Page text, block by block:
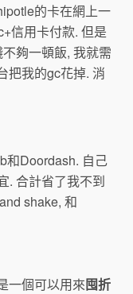
的卡在網上一
信用卡付款. 但是
夠一頓飯, 我就需
把我的gc花掉. 消
和Doordash. 自己
. 合計省了我不到
shake, 和
一個可以用來囤折